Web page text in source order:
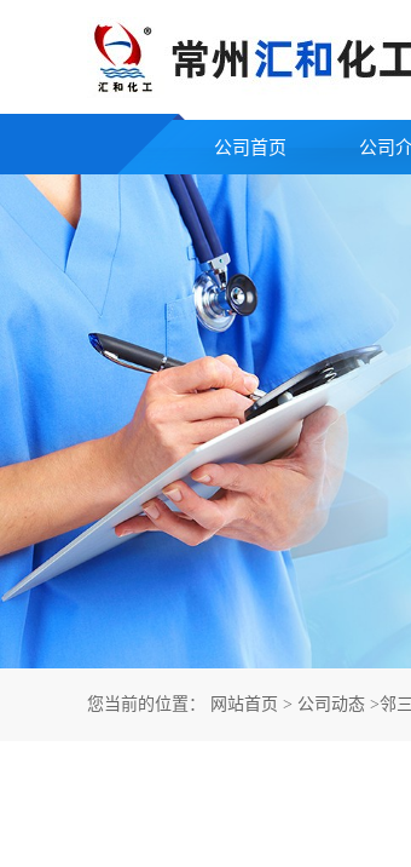
公司首页 公司
您当前的位置： 网站首页 > 公司动态 >邻